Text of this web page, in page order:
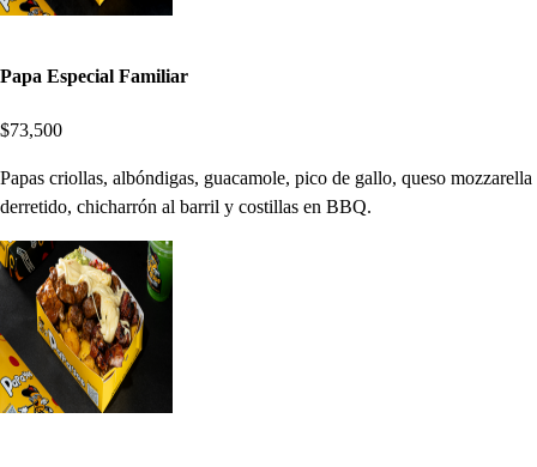
Papa Especial Familiar
$73,500
Papas criollas, albóndigas, guacamole, pico de gallo, queso mozzarella
derretido, chicharrón al barril y costillas en BBQ.